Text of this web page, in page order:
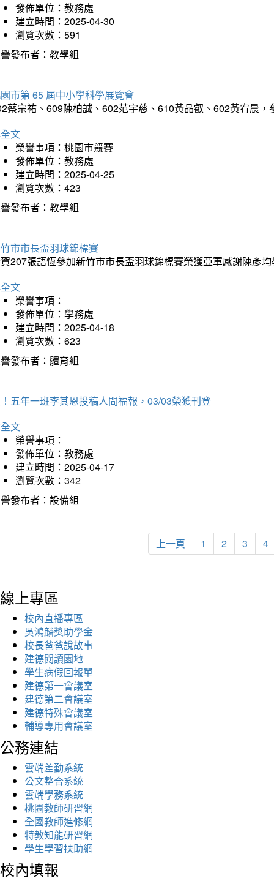
發佈單位：教務處
建立時間：2025-04-30
瀏覽次數：591
發布者：教學組
市第 65 屆中小學科學展覽會
蔡宗祐、609陳柏誠、602范宇慈、610黃品叡、602黃宥晨
文
榮譽事項：桃園市競賽
發佈單位：教務處
建立時間：2025-04-25
瀏覽次數：423
發布者：教學組
市市長盃羽球錦標賽
207張語恆參加新竹市市長盃羽球錦標賽榮獲亞軍感謝陳彥
文
榮譽事項：
發佈單位：學務處
建立時間：2025-04-18
瀏覽次數：623
發布者：體育組
五年一班李其恩投稿人間福報，03/03榮獲刊登
文
榮譽事項：
發佈單位：教務處
建立時間：2025-04-17
瀏覽次數：342
發布者：設備組
上一頁 1 2 3 4
線上專區
校內直播專區
吳鴻麟獎助學金
校長爸爸說故事
建德閱讀園地
學生病假回報單
建德第一會議室
建德第二會議室
建德特殊會議室
輔導專用會議室
公務連結
雲端差勤系統
公文整合系統
雲端學務系統
桃園教師研習網
全國教師進修網
特教知能研習網
學生學習扶助網
校內填報